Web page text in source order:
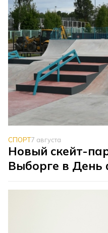
СПОРТ7 августа
Новый скейт-
Выборге в День